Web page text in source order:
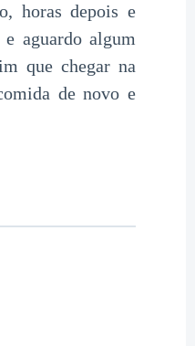
horas depois e
aguardo algum
que chegar na
de novo e